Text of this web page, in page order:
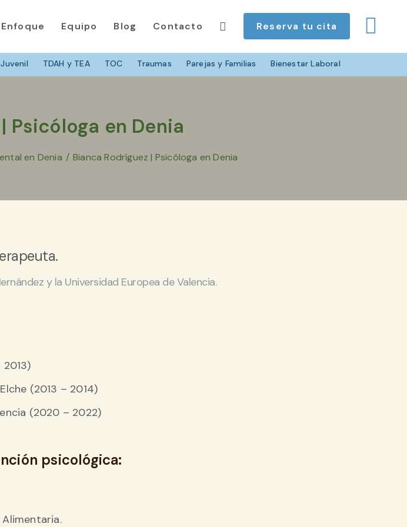
TDAH y TEA TOC Traumas Parejas y Familias Bienestar Laboral
Enfoque Equipo Blog Contacto Reserva tu cita
Psicóloga en Denia
en Denia / Bianca Rodríguez | Psicóloga en Denia
y la Universidad Europea de Valencia.
(2013 – 2014)
(2020 – 2022)
psicológica: